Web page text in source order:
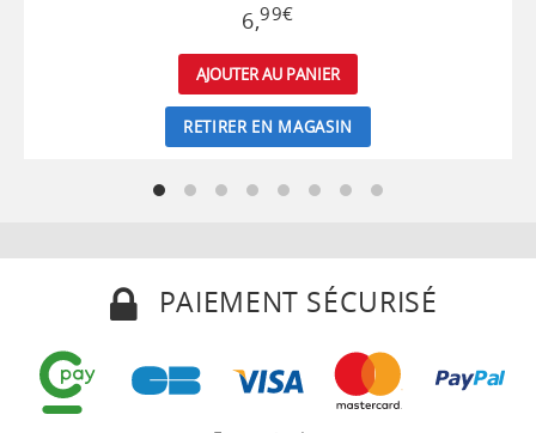
6,99€
AJOUTER AU PANIER
RETIRER EN MAGASIN
PAIEMENT SÉCURISÉ